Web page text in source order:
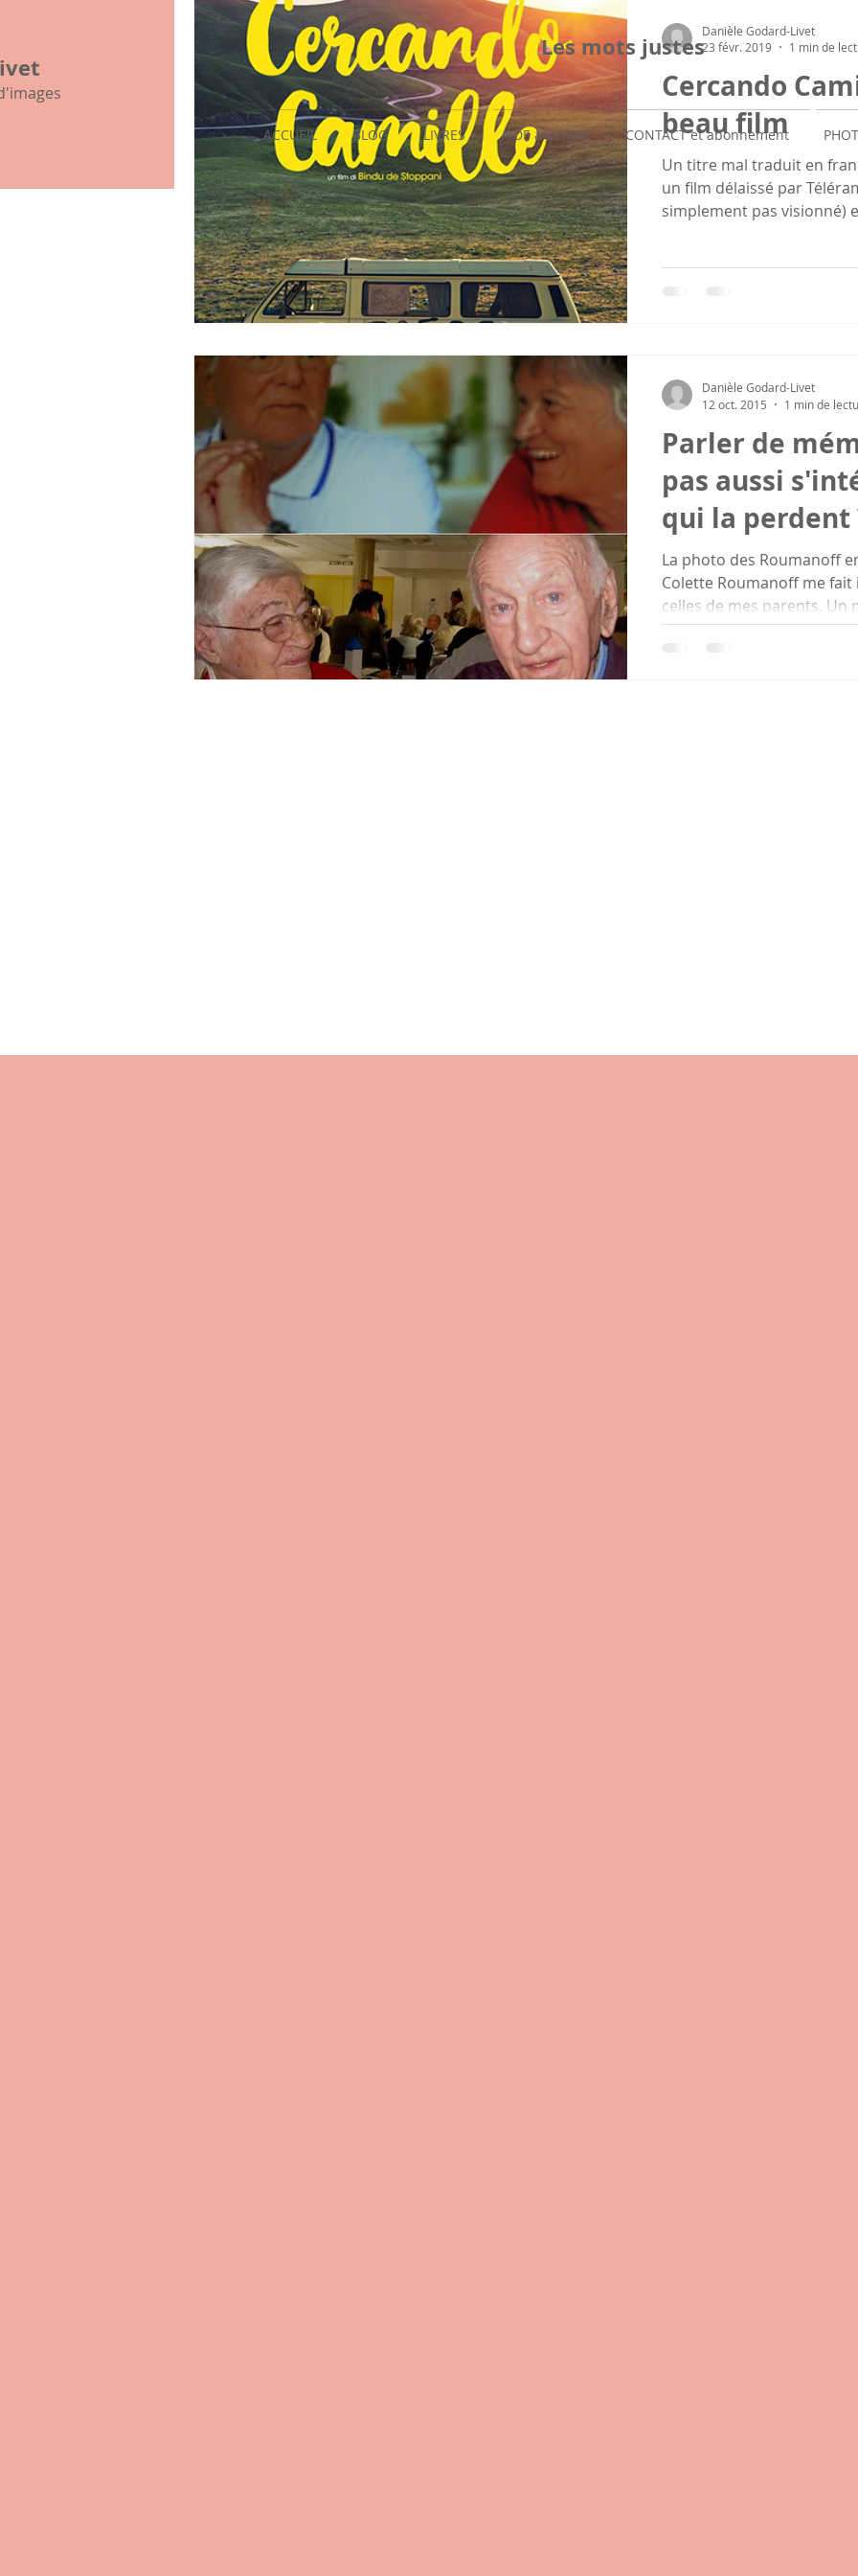
Les mots justes
ACCUEIL BLOG LIVRES AIDE à ECRIRE CONTACT et abonnement
mon histoire familiale
Cercando
beau film
Un titre mal traduit en
un film délaissé par
simplement pas visionné)
Danièle Godard-Livet
23 févr. 2019
1 min de
Parler de
pas aussi
qui la perdent
La photo des Roumanoff
Colette Roumanoff me
celles de mes parents. Un
Danièle Godard-Livet
12 oct. 2015
1 min de